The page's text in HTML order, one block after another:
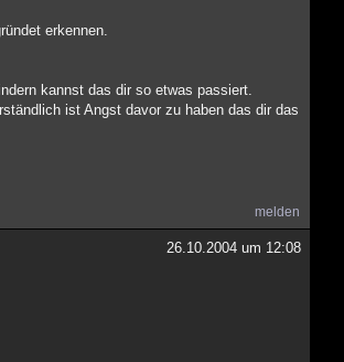
erkennen.
kannst das dir so etwas passiert.
ist Angst davor zu haben das dir das
melden
26.10.2004 um 12:08